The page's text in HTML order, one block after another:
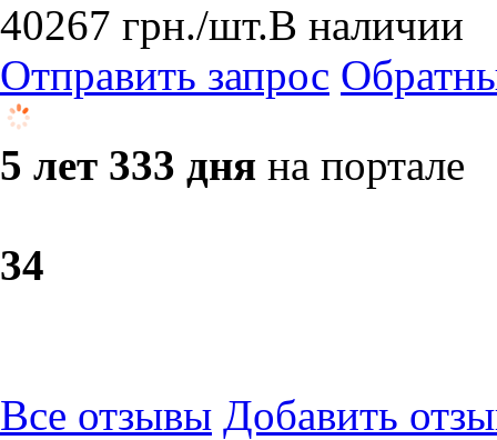
40267 грн./шт.В наличии
Отправить запрос
5 лет 333 дня на портале
34
Все отзывы Добавить